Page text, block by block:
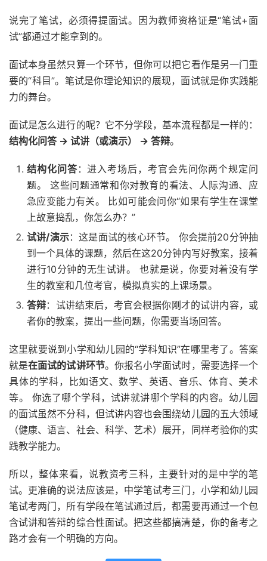
说完了笔试，必须得提面试。因为教师资格证是“笔试+面
试”都通过才能拿到的。
面试本身虽然只算一个环节，但你可以把它看作是另一门重
要的“科目”。笔试是你理论知识的展现，面试就是你实践能
力的舞台。
面试是怎么进行的呢？它不分学段，基本流程都是一样的：
结构化问答 → 试讲（或演示） → 答辩。
结构化问答：进入考场后，考官会先问你两个规定问
题。 这些问题通常和你对教育的看法、人际沟通、应
急应变能力有关。 比如可能会问你“如果有学生在课堂
上故意捣乱，你怎么办？”
试讲/演示：这是面试的核心环节。 你会提前20分钟抽
到一个具体的课题，然后在这20分钟内写好教案，接着
进行10分钟的无生试讲。 也就是说，你要对着没有学
生的教室和几位考官，模拟真实的上课场景。
答辩：试讲结束后，考官会根据你刚才的试讲内容，或
者你的教案，提出一些问题，你需要当场回答。
这里就要说到小学和幼儿园的“学科知识”在哪里考了。答案
就是在面试的试讲环节。你报名小学面试时，需要选择一个
具体的学科，比如语文、数学、英语、音乐、体育、美术
等。 你选了哪个学科，试讲就讲哪个学科的内容。幼儿园
的面试虽然不分科，但试讲内容也会围绕幼儿园的五大领域
（健康、语言、社会、科学、艺术）展开，同样考验你的实
践教学能力。
所以，整体来看，说教资考三科，主要针对的是中学的笔
试。更准确的说法应该是，中学笔试考三门，小学和幼儿园
笔试考两门，所有学段在笔试通过后，都需要再通过一个包
含试讲和答辩的综合性面试。把这些都搞清楚，你的备考之
路才会有一个明确的方向。